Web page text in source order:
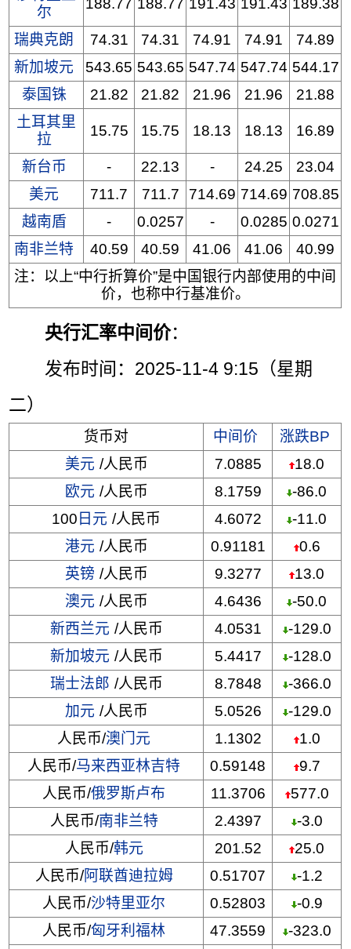
尔
188.77 188.77 191.43 191.43 189.38
瑞典克朗 74.31 74.31 74.91 74.91
74.89
新加坡元
543.65 543.65 547.74 547.74 544.17
泰国铢
21.82 21.82 21.96 21.96
21.88
土耳其里
拉
15.75 15.75 18.13 18.13 16.89
新台币 - 22.13 - 24.25
23.04
美元
711.7 711.7 714.69 714.69 708.85
越南盾
- 0.0257 - 0.0285 0.0271
南非兰特
40.59 40.59 41.06 41.06
40.99
注：以上“中行折算价”是中国银行内部使用的中间
价，也称中行基准价。
央行汇率中间价：
发布时间：2025-11-4 9:15（星期
二）
货币对 中间价
涨跌BP
美元 /人民币 7.0885
18.0
欧元 /人民币 8.1759
-86.0
100 日元 /人民币 4.6072
-11.0
港元 /人民币 0.91181
0.6
英镑 /人民币 9.3277
13.0
澳元 /人民币 4.6436
-50.0
新西兰元 /人民币 4.0531
-129.0
新加坡元 /人民币 5.4417
-128.0
瑞士法郎 /人民币 8.7848
-366.0
加元 /人民币 5.0526
-129.0
人民币/澳门元 1.1302
1.0
人民币/马来西亚林吉特 0.59148
9.7
人民币/俄罗斯卢布 11.3706
577.0
人民币/南非兰特 2.4397
-3.0
人民币/韩元 201.52
25.0
人民币/阿联酋迪拉姆 0.51707
-1.2
人民币/沙特里亚尔 0.52803
-0.9
人民币/匈牙利福林 47.3559
-323.0